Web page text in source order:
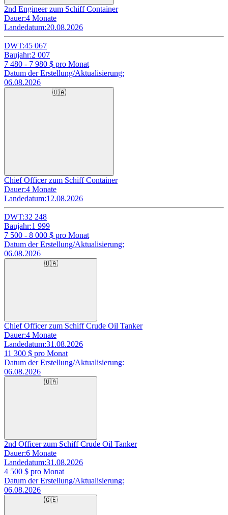
2nd Engineer zum Schiff Container
Dauer:4 Monate
Landedatum:20.08.2026
DWT:45 067
Baujahr:2 007
7 480 - 7 980 $ pro Monat
Datum der Erstellung/Aktualisierung:
06.08.2026
🇺🇦
Chief Officer zum Schiff Container
Dauer:4 Monate
Landedatum:12.08.2026
DWT:32 248
Baujahr:1 999
7 500 - 8 000 $ pro Monat
Datum der Erstellung/Aktualisierung:
06.08.2026
🇺🇦
Chief Officer zum Schiff Crude Oil Tanker
Dauer:4 Monate
Landedatum:31.08.2026
11 300 $ pro Monat
Datum der Erstellung/Aktualisierung:
06.08.2026
🇺🇦
2nd Officer zum Schiff Crude Oil Tanker
Dauer:6 Monate
Landedatum:31.08.2026
4 500 $ pro Monat
Datum der Erstellung/Aktualisierung:
06.08.2026
🇬🇪